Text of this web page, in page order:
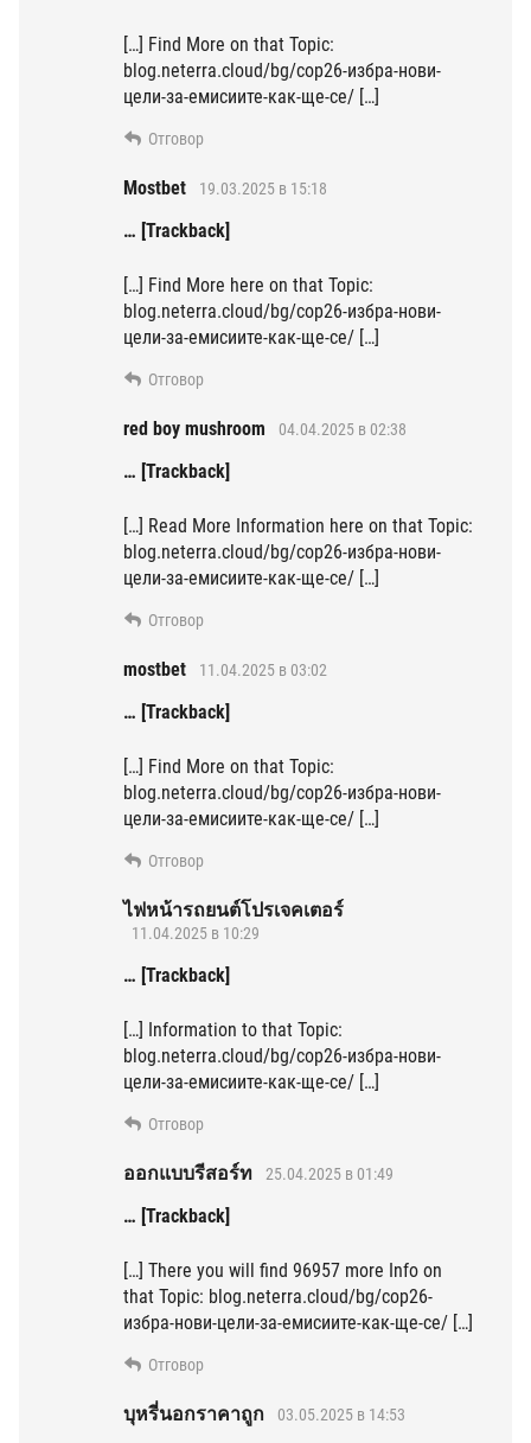
[…] Find More on that Topic:
blog.neterra.cloud/bg/cop26-избра-нови-
цели-за-емисиите-как-ще-се/ […]
Отговор
Mostbet 19.03.2025 в 15:18
… [Trackback]
[…] Find More here on that Topic:
blog.neterra.cloud/bg/cop26-избра-нови-
цели-за-емисиите-как-ще-се/ […]
Отговор
red boy mushroom 04.04.2025 в 02:38
… [Trackback]
[…] Read More Information here on that Topic:
blog.neterra.cloud/bg/cop26-избра-нови-
цели-за-емисиите-как-ще-се/ […]
Отговор
mostbet 11.04.2025 в 03:02
… [Trackback]
[…] Find More on that Topic:
blog.neterra.cloud/bg/cop26-избра-нови-
цели-за-емисиите-как-ще-се/ […]
Отговор
ไฟหน้ารถยนต์โปรเจคเตอร์
11.04.2025 в 10:29
… [Trackback]
[…] Information to that Topic:
blog.neterra.cloud/bg/cop26-избра-нови-
цели-за-емисиите-как-ще-се/ […]
Отговор
ออกแบบรีสอร์ท 25.04.2025 в 01:49
… [Trackback]
[…] There you will find 96957 more Info on
that Topic: blog.neterra.cloud/bg/cop26-
избра-нови-цели-за-емисиите-как-ще-се/ […]
Отговор
บุหรี่นอกราคาถูก 03.05.2025 в 14:53